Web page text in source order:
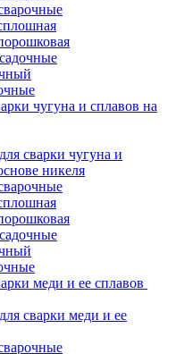
чугуна и сплавов на
сварки чугуна и
никеля
меди и ее сплавов
сварки меди и ее